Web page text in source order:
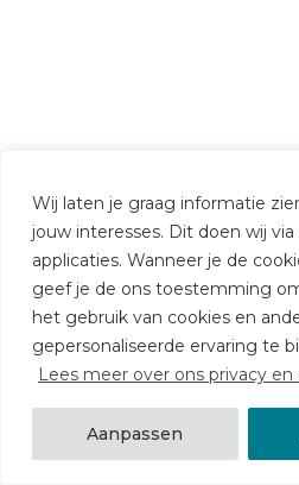
Wij laten je graag informatie
jouw interesses. Dit doen wij
applicaties. Wanneer je de
geef je de ons toestemming
het gebruik van cookies en
gepersonaliseerde ervaring te
Lees meer over ons privacy en
Aanpassen